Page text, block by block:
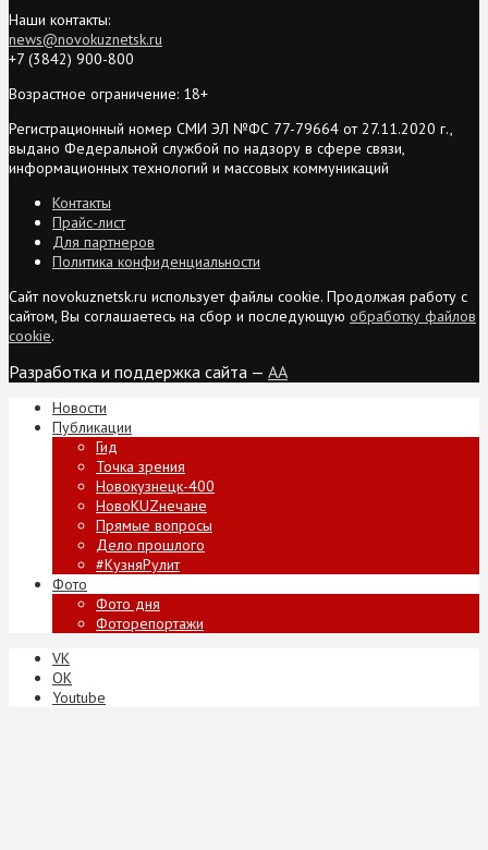
Наши контакты:
news@novokuznetsk.ru
+7 (3842) 900-800
Возрастное ограничение: 18+
Регистрационный номер СМИ ЭЛ №ФС 77-79664 от 27.11.2020 г.,
выдано Федеральной службой по надзору в сфере связи,
информационных технологий и массовых коммуникаций
Контакты
Прайс-лист
Для партнеров
Политика конфиденциальности
Сайт novokuznetsk.ru использует файлы cookie. Продолжая работу с
сайтом, Вы соглашаетесь на сбор и последующую обработку файлов
cookie.
Разработка и поддержка сайта — AA
Новости
Публикации
Гид
Точка зрения
Новокузнецк-400
НовоKUZнечане
Прямые вопросы
Дело прошлого
#КузняРулит
Фото
Фото дня
Фоторепортажи
VK
ОК
Youtube